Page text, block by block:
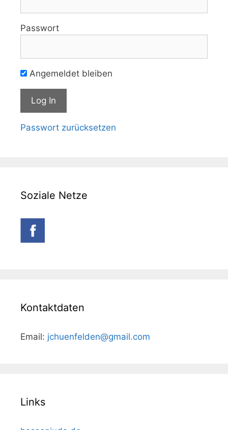
Passwort
Angemeldet bleiben
Passwort zurücksetzen
Soziale Netze
Kontaktdaten
Email: jchuenfelden@gmail.com
Links